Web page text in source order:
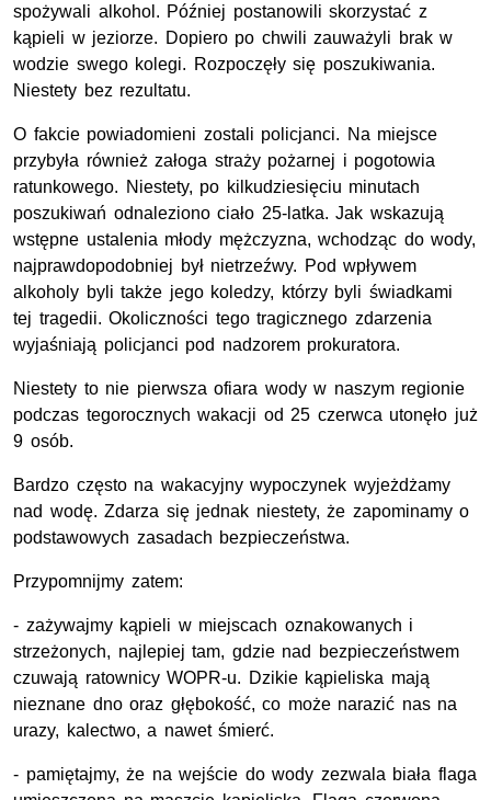
spożywali alkohol. Później postanowili skorzystać z
kąpieli w jeziorze. Dopiero po chwili zauważyli brak w
wodzie swego kolegi. Rozpoczęły się poszukiwania.
Niestety bez rezultatu.
O fakcie powiadomieni zostali policjanci. Na miejsce
przybyła również załoga straży pożarnej i pogotowia
ratunkowego. Niestety, po kilkudziesięciu minutach
poszukiwań odnaleziono ciało 25-latka. Jak wskazują
wstępne ustalenia młody mężczyzna, wchodząc do wody,
najprawdopodobniej był nietrzeźwy. Pod wpływem
alkoholy byli także jego koledzy, którzy byli świadkami
tej tragedii. Okoliczności tego tragicznego zdarzenia
wyjaśniają policjanci pod nadzorem prokuratora.
Niestety to nie pierwsza ofiara wody w naszym regionie
podczas tegorocznych wakacji od 25 czerwca utonęło już
9 osób.
Bardzo często na wakacyjny wypoczynek wyjeżdżamy
nad wodę. Zdarza się jednak niestety, że zapominamy o
podstawowych zasadach bezpieczeństwa.
Przypomnijmy zatem:
- zażywajmy kąpieli w miejscach oznakowanych i
strzeżonych, najlepiej tam, gdzie nad bezpieczeństwem
czuwają ratownicy WOPR-u. Dzikie kąpieliska mają
nieznane dno oraz głębokość, co może narazić nas na
urazy, kalectwo, a nawet śmierć.
- pamiętajmy, że na wejście do wody zezwala biała flaga